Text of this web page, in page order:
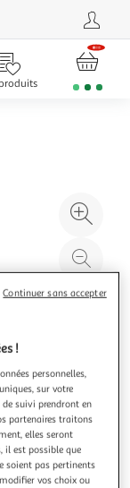
à
!
personnelles,
sur votre
de suivi prendront en
partenaires traitons
elles seront
il est possible que
soient pas pertinents
vos choix ou
Continuer sans accepter